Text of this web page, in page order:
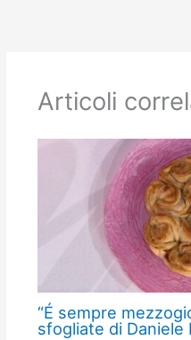
Articoli
“É sempre
sfogliate di Daniele